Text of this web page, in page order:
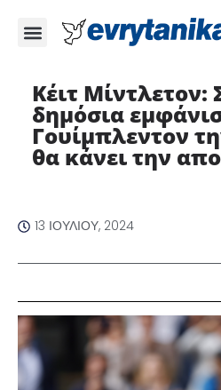
Κέιτ Μίντλετον:
δημόσια
Γουίμπλεντον
θα κάνει την
13 ΙΟΥΛΊΟΥ, 2024